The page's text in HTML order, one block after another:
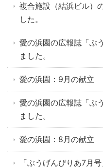
複合施設（結浜ビル）
した。
愛の浜園の広報誌「ぶ
ました。
愛の浜園：9月の献立
愛の浜園の広報誌「ぶ
ました。
愛の浜園：8月の献立
「ぶうげんびりあ7月